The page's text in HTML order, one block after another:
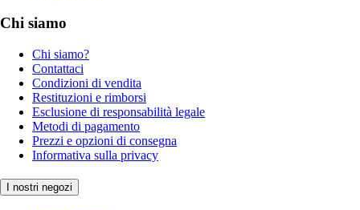
Chi siamo
Chi siamo?
Contattaci
Condizioni di vendita
Restituzioni e rimborsi
Esclusione di responsabilità legale
Metodi di pagamento
Prezzi e opzioni di consegna
Informativa sulla privacy
I nostri negozi